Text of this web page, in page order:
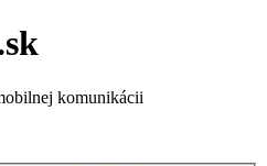
komunikácii